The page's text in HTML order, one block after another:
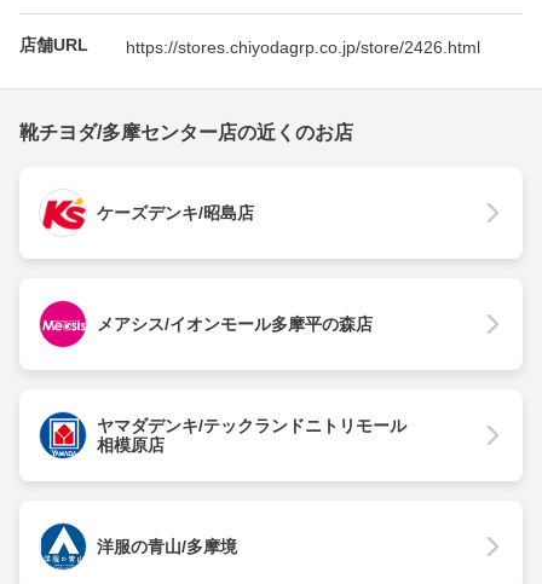
店舗URL https://stores.chiyodagrp.co.jp/store/2426.html
靴チヨダ/多摩センター店の近くのお店
ケーズデンキ/昭島店
メアシス/イオンモール多摩平の森店
ヤマダデンキ/テックランドニトリモール
相模原店
洋服の青山/多摩境